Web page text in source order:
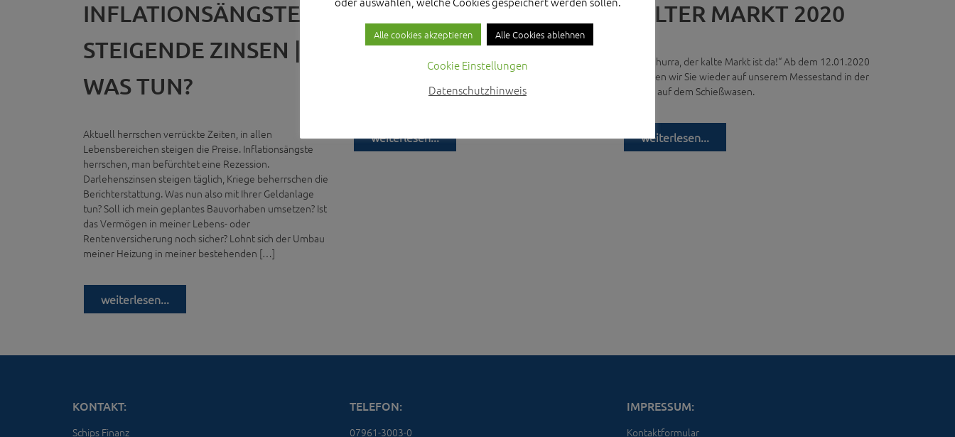
INFLATIONSÄNGSTE |
STEIGENDE ZINSEN |
WAS TUN?
Aktuell herrschen verrückte Zeiten, in allen
Lebensbereichen steigen die Preise. Inflationsängste
herrschen, man befürchtet eine Rezession.
Darlehenszinsen steigen täglich, Kriege beherrschen die
Berichterstattung. Was nun also mit Ihrer Geldanlage
tun? Soll ich mein geplantes Bauvorhaben umsetzen? Ist
das Vermögen in meiner Lebens- oder
Rentenversicherung noch sicher? Lohnt sich der Umbau
meiner Heizung in meiner bestehenden […]
weiterlesen...
WICHTIGE INFOS
In der derzeitigen Phase, bedingt durch die weltweiten
Auswirkungen des Coronavirus, setzen wir die
Maßnahmen der Bundes- und Landesregierung um.
weiterlesen...
KALTER MARKT 2020
„Hurra, hurra, der kalte Markt ist da!“ Ab dem 12.01.2020
begrüßen wir Sie wieder auf unserem Messestand in der
Halle C auf dem Schießwasen.
weiterlesen...
KONTAKT:
Schips Finanz
TELEFON:
07961-3003-0
IMPRESSUM:
Kontaktformular
Alle cookies akzeptieren Alle Cookies ablehnen
Cookie Einstellungen
Datenschutzhinweis